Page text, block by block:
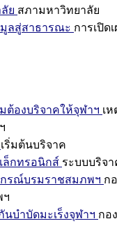
ย สภามหาวิทยาลัย
มูลสู่สาธารณะ การเปิด
ต้องบริจาคให้จุฬาฯ เ
เริ่มต้นบริจาค
ล็กทรอนิกส์ ระบบบริจ
รณ์บรมราชสมภพฯ ก
ฯ
บำบัดมะเร็งจุฬาฯ กอ